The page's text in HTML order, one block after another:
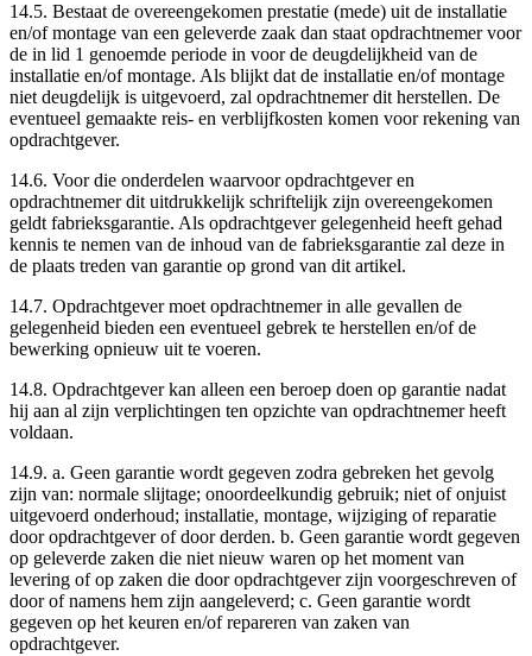
14.5. Bestaat de overeengekomen prestatie (mede) uit de installatie
en/of montage van een geleverde zaak dan staat opdrachtnemer voor
de in lid 1 genoemde periode in voor de deugdelijkheid van de
installatie en/of montage. Als blijkt dat de installatie en/of montage
niet deugdelijk is uitgevoerd, zal opdrachtnemer dit herstellen. De
eventueel gemaakte reis- en verblijfkosten komen voor rekening van
opdrachtgever.
14.6. Voor die onderdelen waarvoor opdrachtgever en
opdrachtnemer dit uitdrukkelijk schriftelijk zijn overeengekomen
geldt fabrieksgarantie. Als opdrachtgever gelegenheid heeft gehad
kennis te nemen van de inhoud van de fabrieksgarantie zal deze in
de plaats treden van garantie op grond van dit artikel.
14.7. Opdrachtgever moet opdrachtnemer in alle gevallen de
gelegenheid bieden een eventueel gebrek te herstellen en/of de
bewerking opnieuw uit te voeren.
14.8. Opdrachtgever kan alleen een beroep doen op garantie nadat
hij aan al zijn verplichtingen ten opzichte van opdrachtnemer heeft
voldaan.
14.9. a. Geen garantie wordt gegeven zodra gebreken het gevolg
zijn van: ­normale slijtage; ­onoordeelkundig gebruik; ­niet of onjuist
uitgevoerd onderhoud; ­installatie, montage, wijziging of reparatie
door opdrachtgever of door derden. b. Geen garantie wordt gegeven
op geleverde zaken die niet nieuw waren op het moment van
levering of op zaken die door opdrachtgever zijn voorgeschreven of
door of namens hem zijn aangeleverd; c. Geen garantie wordt
gegeven op het keuren en/of repareren van zaken van
opdrachtgever.